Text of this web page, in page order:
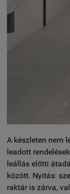
Lapméret:
A készleten nem
leadott
leállás előtti
között. Nyitás:
raktár is zárva,